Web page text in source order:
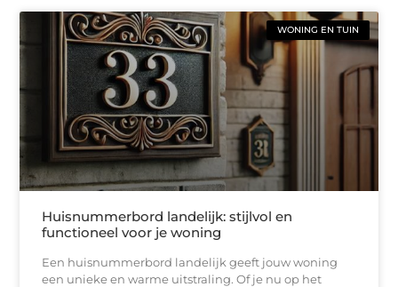
WONING EN TUIN
Huisnummerbord landelijk: stijlvol en
functioneel voor je woning
Een huisnummerbord landelijk geeft jouw woning
een unieke en warme uitstraling. Of je nu op het